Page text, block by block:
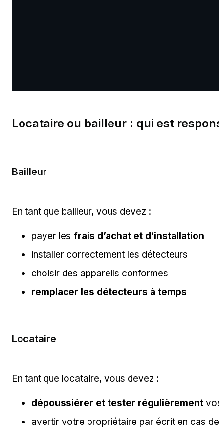
Locataire ou bailleur : qui est
Bailleur
En tant que bailleur, vous devez :
payer les frais d’achat et d’installation
installer correctement les détecteurs
choisir des appareils conformes
remplacer les détecteurs à temps
Locataire
En tant que locataire, vous devez :
dépoussiérer et tester régulièrement
avertir votre propriétaire par écrit en cas